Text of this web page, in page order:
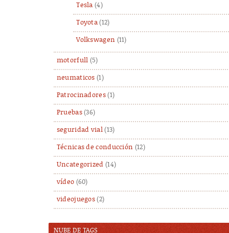
Tesla (4)
Toyota (12)
Volkswagen (11)
motorfull (5)
neumaticos (1)
Patrocinadores(1)
Pruebas(36)
seguridad vial(13)
Técnicas de conducción (12)
Uncategorized (14)
vídeo (60)
videojuegos (2)
NUBE DE TAGS